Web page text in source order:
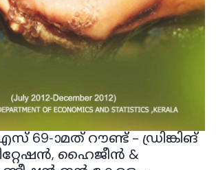
ാമത് റൗണ്ട് - ഡ്രിങ്കിങ്
ഹൈജീൻ &